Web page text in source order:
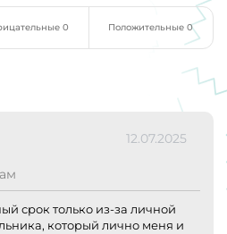
0 Положительные 0
12.07.2025
срок только из-за личной
который лично меня и